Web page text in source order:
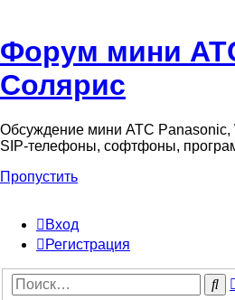
Форум мини
Солярис
Обсуждение мини АТС Panasonic,
SIP-телефоны, софтфоны,
Пропустить
Вход
Регистрация